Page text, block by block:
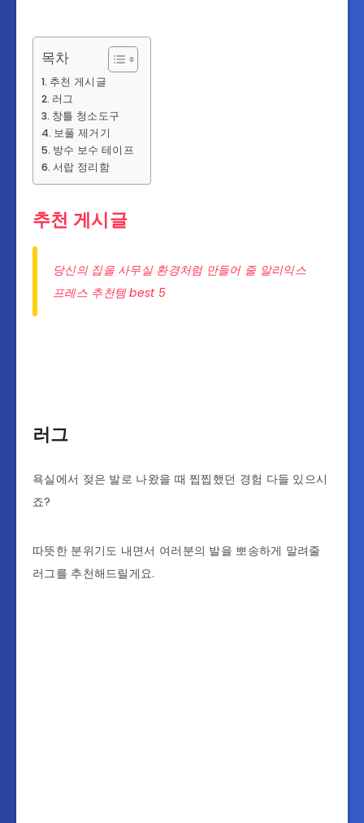
목차
추천 게시글
러그
창틀 청소도구
보풀 제거기
방수 보수 테이프
서랍 정리함
추천 게시글
당신의 집을 사무실 환경처럼 만들어 줄 알리익스
프레스 추천템 best 5
러그
욕실에서 젖은 발로 나왔을 때 찝찝했던 경험 다들 있으시
죠?
따뜻한 분위기도 내면서 여러분의 발을 뽀송하게 말려줄
러그를 추천해드릴게요.